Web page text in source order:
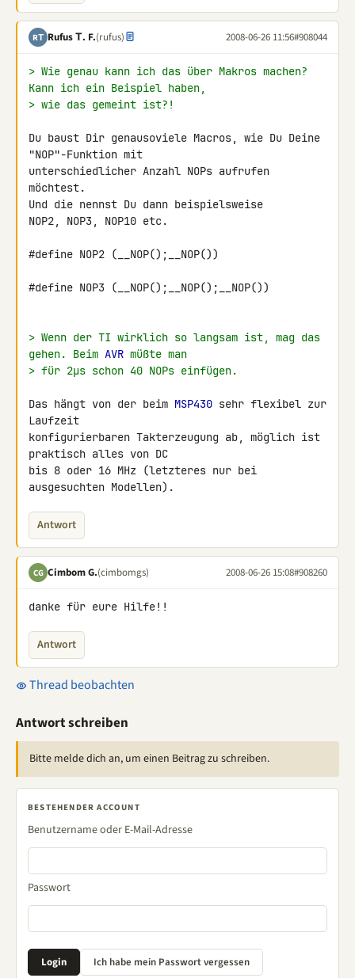
RΤ Rufus Τ. F.(rufus) 2008-06-26 11:56#908044
> Wie genau kann ich das über Makros machen?
Kann ich ein Beispiel haben,
> wie das gemeint ist?!
Du baust Dir genausoviele Macros, wie Du Deine
"NOP"-Funktion mit
unterschiedlicher Anzahl NOPs aufrufen
möchtest.
Und die nennst Du dann beispielsweise
NOP2, NOP3, NOP10 etc.
#define NOP2 (__NOP();__NOP())
#define NOP3 (__NOP();__NOP();__NOP())
> Wenn der TI wirklich so langsam ist, mag das
gehen. Beim AVR müßte man
> für 2µs schon 40 NOPs einfügen.
Das hängt von der beim MSP430 sehr flexibel zur
Laufzeit
konfigurierbaren Takterzeugung ab, möglich ist
praktisch alles von DC
bis 8 oder 16 MHz (letzteres nur bei
ausgesuchten Modellen).
Antwort
CG Cimbom G.(cimbomgs) 2008-06-26 15:08#908260
danke für eure Hilfe!!
Antwort
Thread beobachten
Antwort schreiben
Bitte melde dich an, um einen Beitrag zu schreiben.
BESTEHENDER ACCOUNT
Benutzername oder E-Mail-Adresse
Passwort